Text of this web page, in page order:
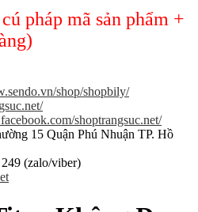
pháp mã sản phẩm +
shop/shopbily/
shoptrangsuc.net/
15 Quận Phú Nhuận TP. Hồ
(zalo/viber)